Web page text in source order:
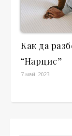
Как да
“Нарцис”
7.май. 2023